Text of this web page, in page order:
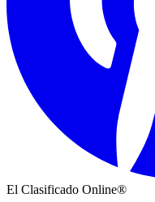
El Clasificado Online®